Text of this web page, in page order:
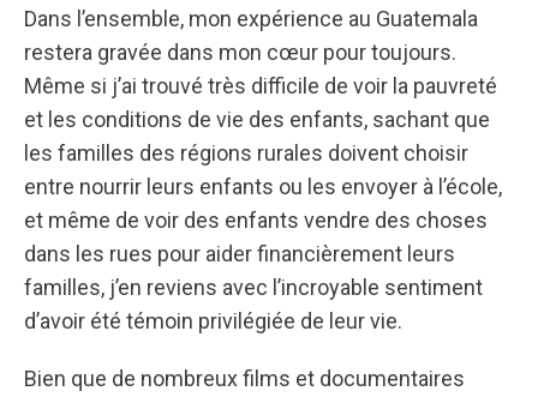
Dans l’ensemble, mon expérience au Guatemala
restera gravée dans mon cœur pour toujours.
Même si j’ai trouvé très difficile de voir la pauvreté
et les conditions de vie des enfants, sachant que
les familles des régions rurales doivent choisir
entre nourrir leurs enfants ou les envoyer à l’école,
et même de voir des enfants vendre des choses
dans les rues pour aider financièrement leurs
familles, j’en reviens avec l’incroyable sentiment
d’avoir été témoin privilégiée de leur vie.
Bien que de nombreux films et documentaires